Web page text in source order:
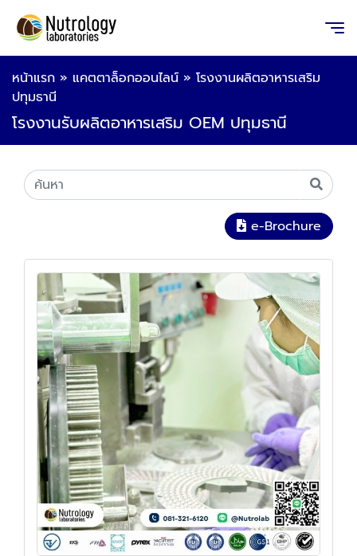
หน้าแรก » แคตตาล็อกออนไลน์ » โรงงานผลิตอาหารเสริม
ปทุมธานี
โรงงานรับผลิตอาหารเสริม OEM ปทุมธานี
e-Brochure